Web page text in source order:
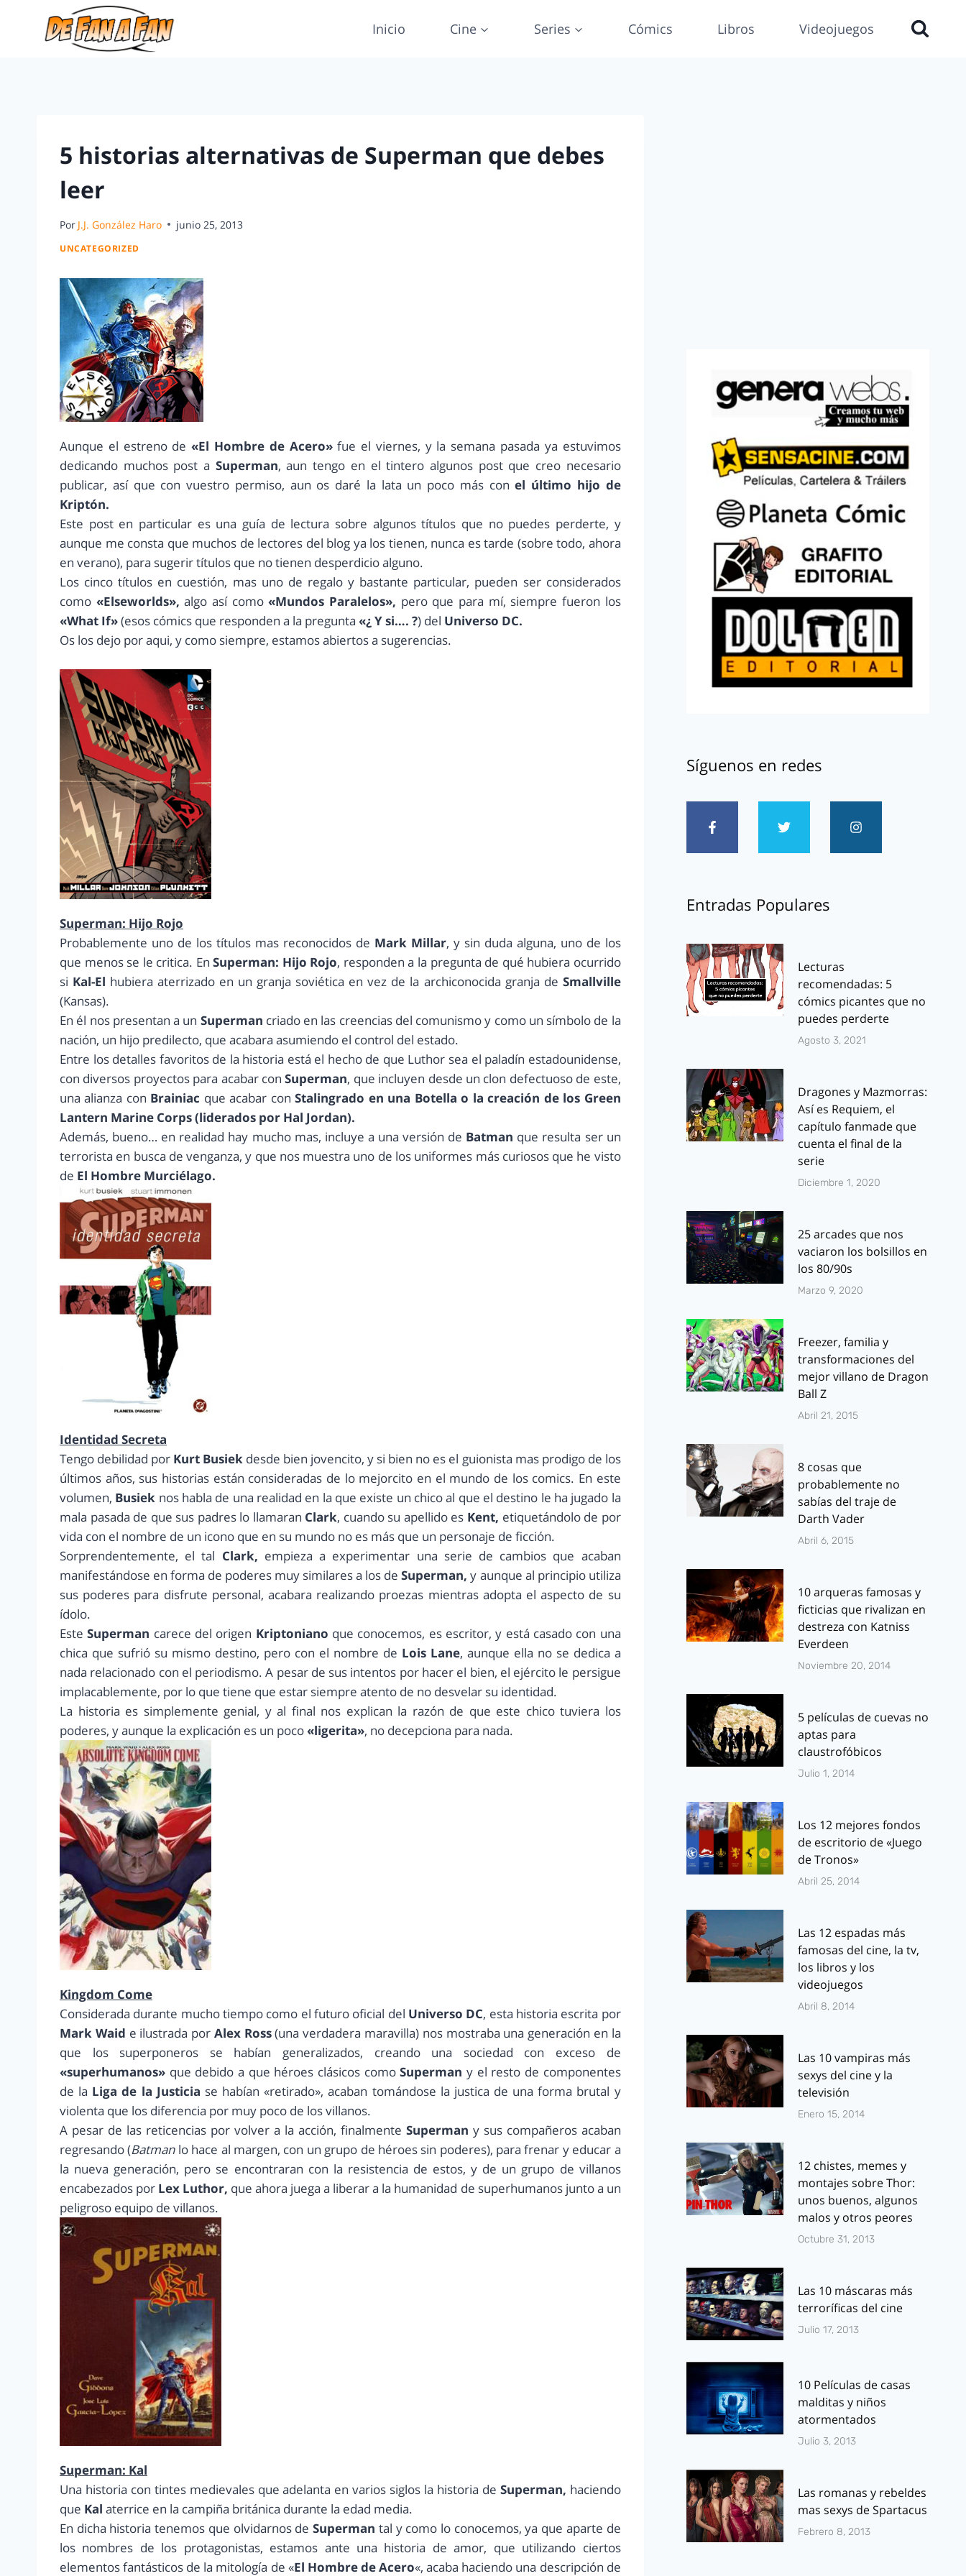
Inicio Cine Series Cómics Libros Videojuegos
5 historias alternativas de Superman que debes
leer
Por J.J. González Haro junio 25, 2013
UNCATEGORIZED
Aunque el estreno de«El Hombre de Acero»fue el viernes, y la semana pasada ya estuvimos
dedicando muchos post a Superman, aun tengo en el tintero algunos post que creo necesario
publicar, así que con vuestro permiso, aun os daré la lata un poco más conel último hijo de
Kriptón.
Este post en particular es una guía de lectura sobre algunos títulos que no puedes perderte, y
aunque me consta que muchos de lectores del blog ya los tienen, nunca es tarde (sobre todo, ahora
en verano), para sugerir títulos que no tienen desperdicio alguno.
Los cinco títulos en cuestión, mas uno de regalo y bastante particular, pueden ser considerados
como «Elseworlds», algo así como«Mundos Paralelos», pero que para mí, siempre fueron los
«What If»(esos cómics que responden a la pregunta «¿ Y si…. ?) del Universo DC.
Os los dejo por aqui, y como siempre, estamos abiertos a sugerencias.
Superman: Hijo Rojo
Probablemente uno de los títulos mas reconocidos de Mark Millar, y sin duda alguna, uno de los
que menos se le critica. EnSuperman: Hijo Rojo, responden a la pregunta de qué hubiera ocurrido
si Kal-El hubiera aterrizado en un granja soviética en vez de la archiconocida granja de Smallville
(Kansas).
En él nos presentan a un Superman criado en las creencias del comunismo y como un símbolo de la
nación, un hijo predilecto, que acabara asumiendo el control del estado.
Entre los detalles favoritos de la historia está el hecho de que Luthor sea el paladín estadounidense,
con diversos proyectos para acabar conSuperman, que incluyen desde un clon defectuoso de este,
una alianza con Brainiac que acabar conStalingrado en una Botella o la creación de los Green
Lantern Marine Corps (liderados por Hal Jordan).
Además, bueno… en realidad hay mucho mas, incluye a una versión de Batman que resulta ser un
terrorista en busca de venganza, y que nos muestra uno de los uniformes más curiosos que he visto
de El Hombre Murciélago.
Identidad Secreta
Tengo debilidad por Kurt Busiek desde bien jovencito, y si bien no es el guionista mas prodigo de los
últimos años, sus historias están consideradas de lo mejorcito en el mundo de los comics. En este
volumen, Busiek nos habla de una realidad en la que existe un chico al que el destino le ha jugado la
mala pasada de que sus padres lo llamaran Clark, cuando su apellido es Kent, etiquetándolo de por
vida con el nombre de un icono que en su mundo no es más que un personaje de ficción.
Sorprendentemente, el tal Clark, empieza a experimentar una serie de cambios que acaban
manifestándose en forma de poderes muy similares a los deSuperman, y aunque al principio utiliza
sus poderes para disfrute personal, acabara realizando proezas mientras adopta el aspecto de su
ídolo.
EsteSuperman carece del origen Kriptoniano que conocemos, es escritor, y está casado con una
chica que sufrió su mismo destino, pero con el nombre de Lois Lane, aunque ella no se dedica a
nada relacionado con el periodismo. A pesar de sus intentos por hacer el bien, el ejército le persigue
implacablemente, por lo que tiene que estar siempre atento de no desvelar su identidad.
La historia es simplemente genial, y al final nos explican la razón de que este chico tuviera los
poderes, y aunque la explicación es un poco«ligerita», no decepciona para nada.
Kingdom Come
Considerada durante mucho tiempo como el futuro oficial del Universo DC, esta historia escrita por
Mark Waid e ilustrada por Alex Ross(una verdadera maravilla) nos mostraba una generación en la
que los superponeros se habían generalizados, creando una sociedad con exceso de
«superhumanos» que debido a que héroes clásicos comoSuperman y el resto de componentes
de la Liga de la Justicia se habían «retirado», acaban tomándose la justica de una forma brutal y
violenta que los diferencia por muy poco de los villanos.
A pesar de las reticencias por volver a la acción, finalmente Superman y sus compañeros acaban
regresando (Batmanlo hace al margen, con un grupo de héroes sin poderes), para frenar y educar a
la nueva generación, pero se encontraran con la resistencia de estos, y de un grupo de villanos
encabezados por Lex Luthor, que ahora juega a liberar a la humanidad de superhumanos junto a un
peligroso equipo de villanos.
Superman: Kal
Una historia con tintes medievales que adelanta en varios siglos la historia de Superman, haciendo
que Kal aterrice en la campiña británica durante la edad media.
En dicha historia tenemos que olvidarnos deSuperman tal y como lo conocemos, ya que aparte de
los nombres de los protagonistas, estamos ante una historia de amor, que utilizando ciertos
elementos fantásticos de la mitología de «El Hombre de Acero«, acaba haciendo una descripción de
Síguenos en redes
Entradas Populares
Lecturas
recomendadas: 5
cómics picantes que no
puedes perderte
Agosto 3, 2021
Dragones y Mazmorras:
Así es Requiem, el
capítulo fanmade que
cuenta el final de la
serie
Diciembre 1, 2020
25 arcades que nos
vaciaron los bolsillos en
los 80/90s
Marzo 9, 2020
Freezer, familia y
transformaciones del
mejor villano de Dragon
Ball Z
Abril 21, 2015
8 cosas que
probablemente no
sabías del traje de
Darth Vader
Abril 6, 2015
10 arqueras famosas y
ficticias que rivalizan en
destreza con Katniss
Everdeen
Noviembre 20, 2014
5 películas de cuevas no
aptas para
claustrofóbicos
Julio 1, 2014
Los 12 mejores fondos
de escritorio de «Juego
de Tronos»
Abril 25, 2014
Las 12 espadas más
famosas del cine, la tv,
los libros y los
videojuegos
Abril 8, 2014
Las 10 vampiras más
sexys del cine y la
televisión
Enero 15, 2014
12 chistes, memes y
montajes sobre Thor:
unos buenos, algunos
malos y otros peores
Octubre 31, 2013
Las 10 máscaras más
terroríficas del cine
Julio 17, 2013
10 Películas de casas
malditas y niños
atormentados
Julio 3, 2013
Las romanas y rebeldes
mas sexys de Spartacus
Febrero 8, 2013